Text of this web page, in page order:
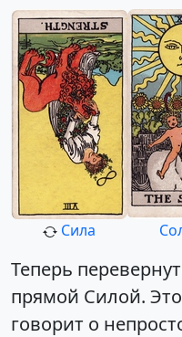
Сила
Теперь
прямой Силой.
говорит о